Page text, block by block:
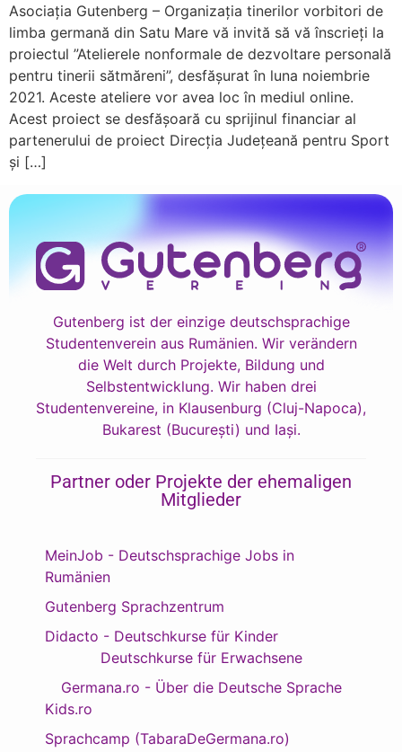
Asociația Gutenberg – Organizația tinerilor vorbitori de
limba germană din Satu Mare vă invită să vă înscrieți la
proiectul ”Atelierele nonformale de dezvoltare personală
pentru tinerii sătmăreni”, desfășurat în luna noiembrie
2021. Aceste ateliere vor avea loc în mediul online.
Acest proiect se desfășoară cu sprijinul financiar al
partenerului de proiect Direcția Județeană pentru Sport
și […]
Gutenberg ist der einzige deutschsprachige
Studentenverein aus Rumänien. Wir verändern
die Welt durch Projekte, Bildung und
Selbstentwicklung. Wir haben drei
Studentenvereine, in Klausenburg (Cluj-Napoca),
Bukarest (București) und Iași.
Partner oder Projekte der ehemaligen
Mitglieder
MeinJob - Deutschsprachige Jobs in
Rumänien
Gutenberg Sprachzentrum
Didacto - Deutschkurse für Kinder
Deutschkurse für Erwachsene
Germana.ro - Über die Deutsche Sprache
Kids.ro
Sprachcamp (TabaraDeGermana.ro)